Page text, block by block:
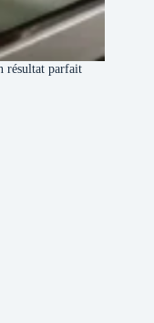
résultat parfait